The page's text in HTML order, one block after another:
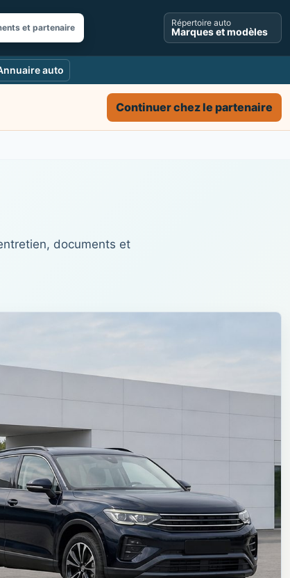
et partenaire Répertoire auto
Marques et modèles
auto
Continuer chez le partenaire
documents et